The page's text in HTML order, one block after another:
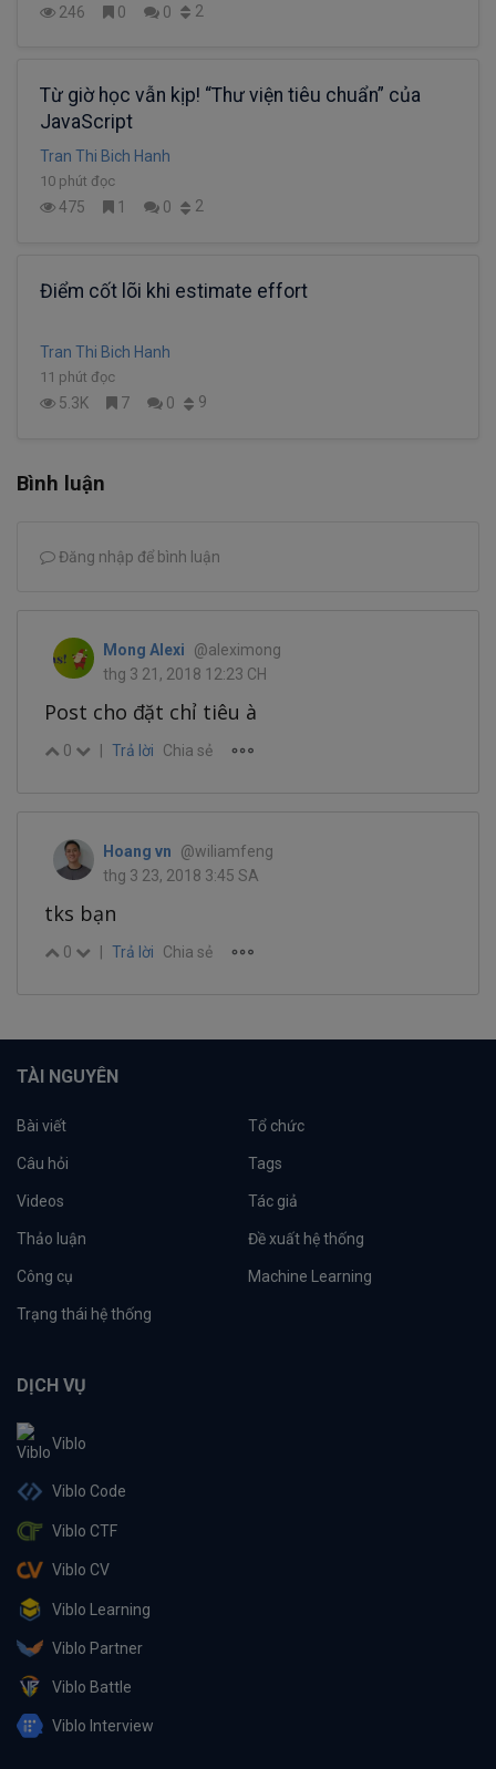
246 0 0 2
Từ giờ học vẫn kịp! “Thư viện tiêu chuẩn” của
JavaScript
Tran Thi Bich Hanh
10 phút đọc
475 1 0 2
Điểm cốt lõi khi estimate effort
Tran Thi Bich Hanh
11 phút đọc
5.3K 7 0 9
Bình luận
Đăng nhập để bình luận
Mong Alexi
@aleximong
thg 3 21, 2018 12:23 CH
Post cho đặt chỉ tiêu à
0 Trả lời Chia sẻ
Hoang vn
@wiliamfeng
thg 3 23, 2018 3:45 SA
tks bạn
0 Trả lời Chia sẻ
TÀI NGUYÊN
Bài viết Tổ chức
Câu hỏi Tags
Videos Tác giả
Thảo luận Đề xuất hệ thống
Công cụ Machine Learning
Trạng thái hệ thống
DỊCH VỤ
Viblo
Viblo Code
Viblo CTF
Viblo CV
Viblo Learning
Viblo Partner
Viblo Battle
Viblo Interview